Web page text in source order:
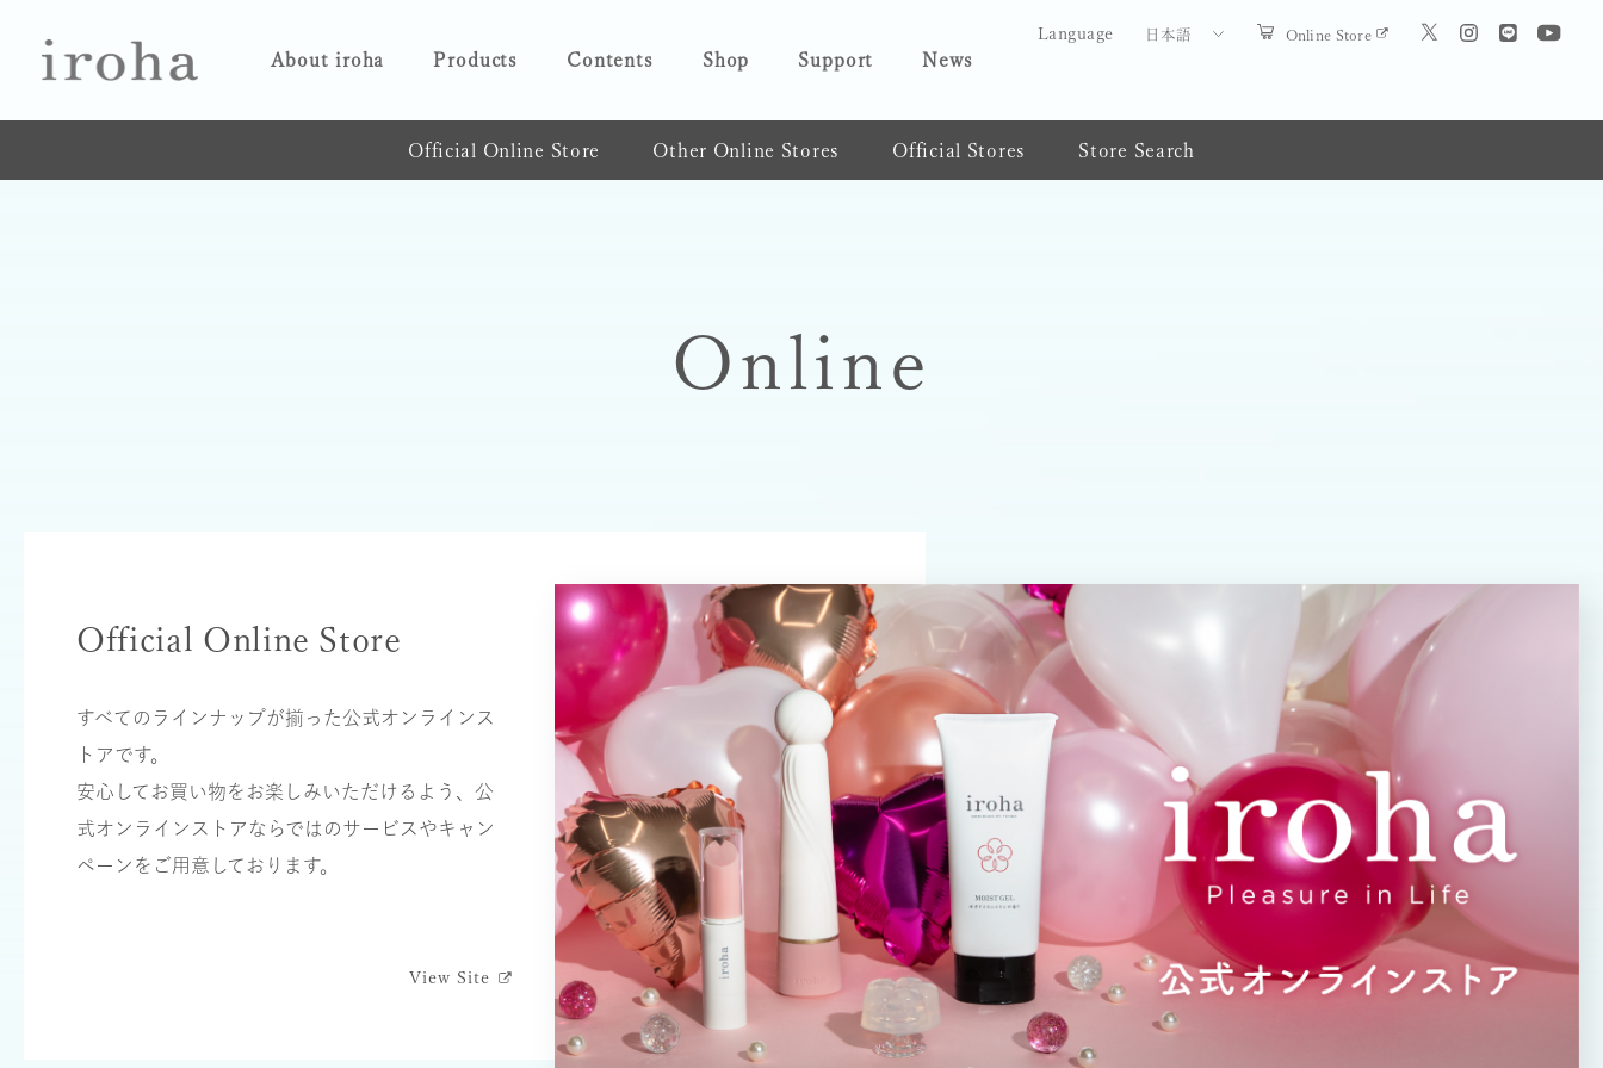
Language 日本語
About iroha Products Contents Shop Support News
Online Store
Official Online Store Other Online Stores Official Stores Store Search
Online
Official Online Store
すべてのラインナップが揃った公式オンラインス
トアです。
安⼼してお買い物をお楽しみいただけるよう、公
式オンラインストアならではのサービスやキャン
ペーンをご⽤意しております。
View Site